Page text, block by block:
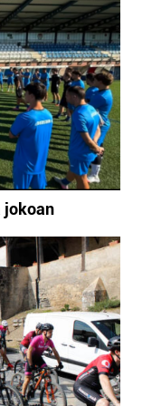
jokoan